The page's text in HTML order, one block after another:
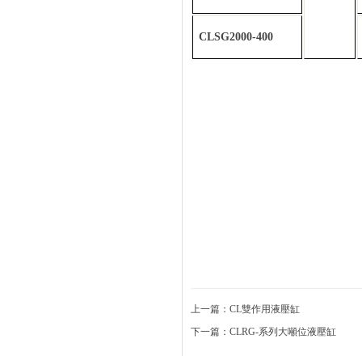
CLSG2000-400
上一篇： CL雙作用液壓缸
下一篇： CLRG-系列大噸位液壓缸